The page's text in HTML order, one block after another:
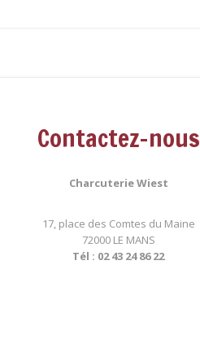
Contactez-nous
Charcuterie Wiest
17, place des Comtes du Maine
72000 LE MANS
Tél : 02 43 24 86 22